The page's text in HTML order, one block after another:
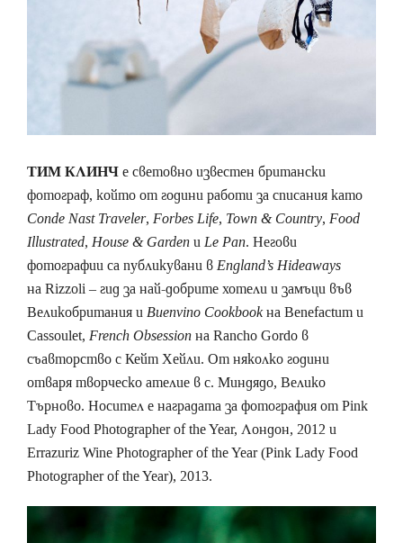
ТИМ КЛИНЧе световно известен британски
фотограф, който от години работи за списания като
Conde Nast Traveler, Forbes Life, Town & Country, Food
Illustrated, House & GardenиLe Pan. Негови
фотографии са публикувани вEngland’s Hideaways
на Rizzoli – гид за най-добрите хотели и замъци във
Великобритания иBuenvino CookbookнаBenefactum и
Cassoulet, French Obsessionна Rancho Gordo в
съавторство с Кейт Хейли. От няколко години
отваря творческо ателие в с. Миндядо, Велико
Търново. Носител е наградата за фотография от Pink
Lady Food Photographer of the Year, Лондон, 2012 и
Errazuriz Wine Photographer of the Year (Pink Lady Food
Photographer of the Year), 2013.